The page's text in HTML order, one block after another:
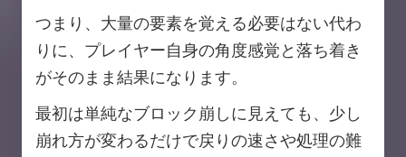
つまり、大量の要素を覚える必要はない代わ
りに、プレイヤー自身の角度感覚と落ち着き
がそのまま結果になります。
最初は単純なブロック崩しに見えても、少し
崩れ方が変わるだけで戻りの速さや処理の難